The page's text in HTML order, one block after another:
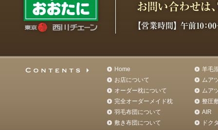
Home
お店について
オーダー枕について
完全オーダーメイド枕
羽毛布団について
敷き布団について
羊毛
ムア
ムア
整圧
AIR
ドク